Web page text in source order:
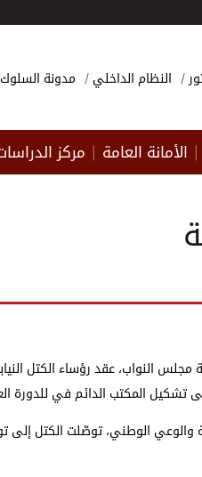
النظام الداخلي مدونة السلوك
الأمانة العامة مركز
النواب، عقد رؤساء الكتل
تشكيل المكتب الدائم في للدورة
والوعي الوطني، توصّلت الكتل